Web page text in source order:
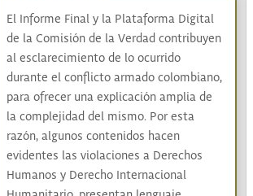
|Darién|Pueblos indígenas|
|Afrocolombianos|
|Pueblo Rrom|Río Atrato
Atrato|Wounaán|Emberá
eyábida| Gunadule|Kumpañy
Esclarecimiento|No Repetición
en Colombia|
Causas economías ilegales|
El Informe Final y la Plataforma Digital
de la Comisión de la Verdad contribuyen
al esclarecimiento de lo ocurrido
durante el conflicto armado colombiano,
para ofrecer una explicación amplia de
la complejidad del mismo. Por esta
razón, algunos contenidos hacen
evidentes las violaciones a Derechos
Humanos y Derecho Internacional